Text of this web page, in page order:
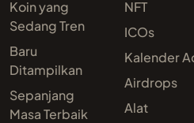
Koin yang
Sedang Tren
Baru
Ditampilkan
Sepanjang
Masa Terbaik
NFT
ICOs
Kalender
Airdrops
Alat